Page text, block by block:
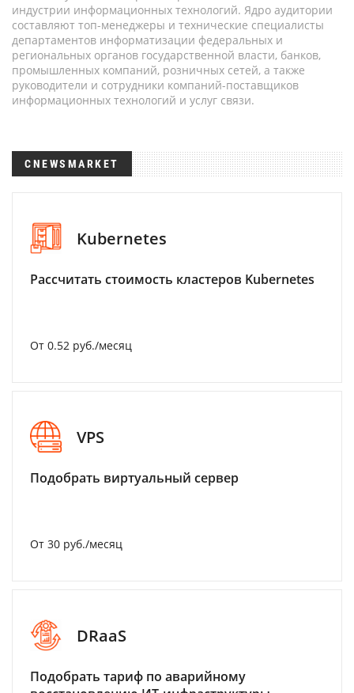
индустрии информационных технологий. Ядро аудитории
составляют топ-менеджеры и технические специалисты
департаментов информатизации федеральных и
региональных органов государственной власти, банков,
промышленных компаний, розничных сетей, а также
руководители и сотрудники компаний-поставщиков
информационных технологий и услуг связи.
CNEWSMARKET
Kubernetes
Рассчитать стоимость кластеров Kubernetes
От 0.52 руб./месяц
VPS
Подобрать виртуальный сервер
От 30 руб./месяц
DRaaS
Подобрать тариф по аварийному